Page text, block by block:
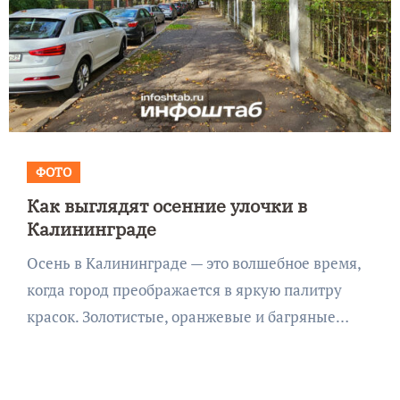
ФОТО
Как выглядят осенние улочки в
Калининграде
Осень в Калининграде — это волшебное время,
когда город преображается в яркую палитру
красок. Золотистые, оранжевые и багряные…